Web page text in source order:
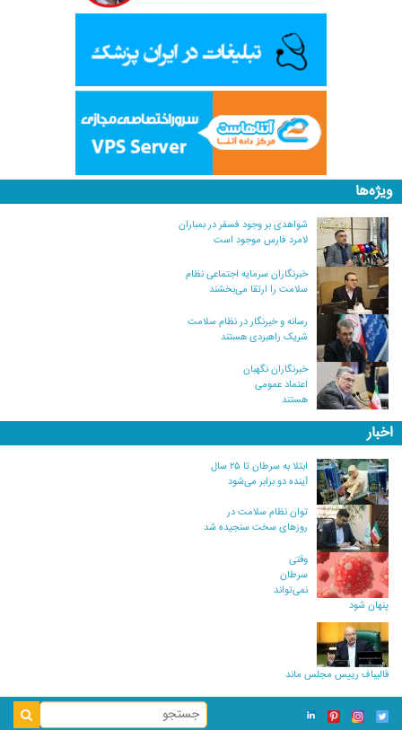
ویژه‌ها
شواهدی بر وجود فسفر در بمباران
لامرد فارس موجود است
خبرنگاران سرمایه اجتماعی نظام
سلامت را ارتقا می‌بخشند
رسانه و خبرنگار در نظام سلامت
شریک راهبردی هستند
خبرنگاران نگهبان
اعتماد عمومی
هستند
اخبار
ابتلا به سرطان تا ۲۵ سال
آینده دو برابر می‌شود
توان نظام سلامت در
روزهای سخت سنجیده شد
وقتی
سرطان
نمی‌تواند
پنهان شود
قالیباف رییس مجلس ماند